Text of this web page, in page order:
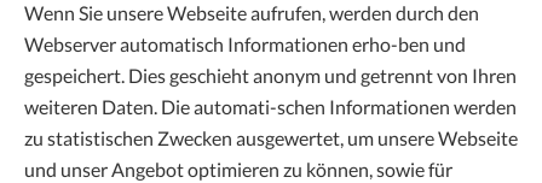
Wenn Sie unsere Webseite aufrufen, werden durch den
Webserver automatisch Informationen erho-ben und
gespeichert. Dies geschieht anonym und getrennt von Ihren
weiteren Daten. Die automati-schen Informationen werden
zu statistischen Zwecken ausgewertet, um unsere Webseite
und unser Angebot optimieren zu können, sowie für